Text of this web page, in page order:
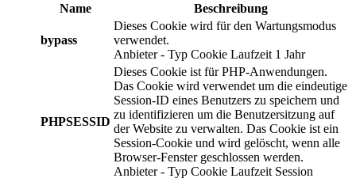
Name
Beschreibung
bypass
Dieses Cookie wird für den Wartungsmodus
verwendet.
Anbieter - Typ Cookie Laufzeit 1 Jahr
PHPSESSID
Dieses Cookie ist für PHP-Anwendungen.
Das Cookie wird verwendet um die eindeutige
Session-ID eines Benutzers zu speichern und
zu identifizieren um die Benutzersitzung auf
der Website zu verwalten. Das Cookie ist ein
Session-Cookie und wird gelöscht, wenn alle
Browser-Fenster geschlossen werden.
Anbieter - Typ Cookie Laufzeit Session